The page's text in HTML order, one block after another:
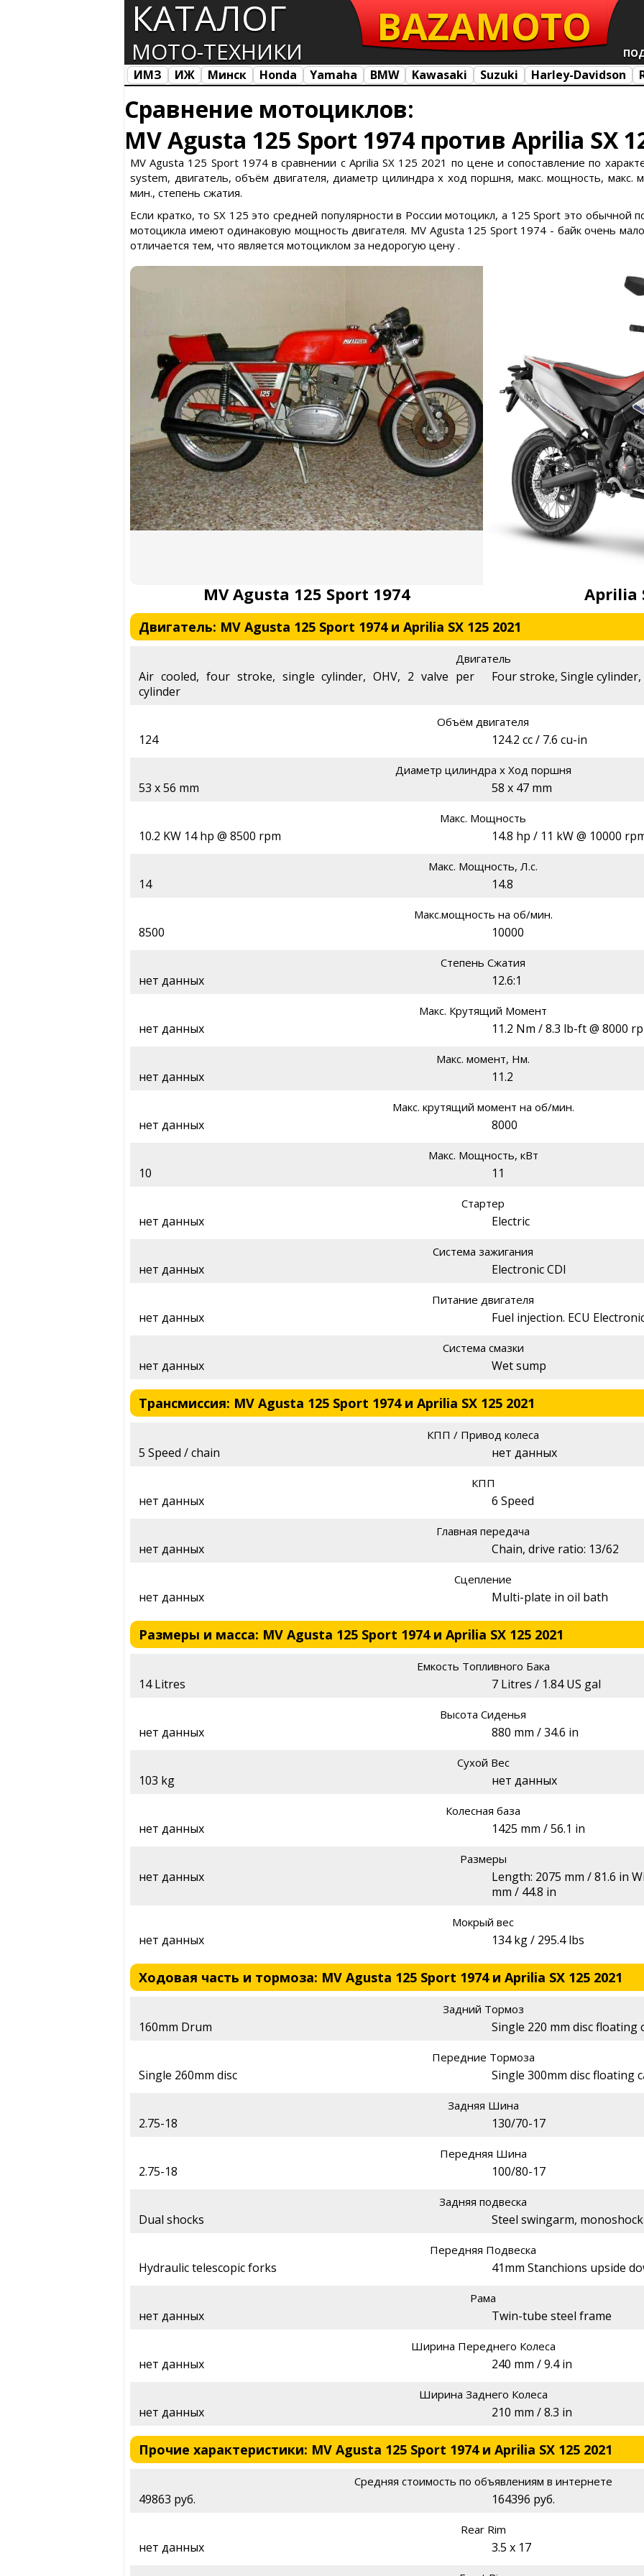
КАТАЛОГ
МОТО-ТЕХНИКИ
BAZAMOTO
ИМЗ ИЖ Минск Honda Yamaha BMW Kawasaki Suzuki Harley-Davidson
Сравнение мотоциклов:
MV Agusta 125 Sport 1974 против Aprilia SX
MV Agusta 125 Sport 1974 в сравнении с Aprilia SX 125 2021 по цене и сопоставление по
system, двигатель, объём двигателя, диаметр цилиндра х ход поршня, макс. мощность, макс.
мин., степень сжатия.
Если кратко, то SX 125 это средней популярности в России мотоцикл, а 125 Sport это обычной
мотоцикла имеют одинаковую мощность двигателя. MV Agusta 125 Sport 1974 - байк очень
отличается тем, что является мотоциклом за недорогую цену .
MV Agusta 125 Sport 1974 Aprilia
Двигатель: MV Agusta 125 Sport 1974 и Aprilia SX 125 2021
Двигатель
Air cooled, four stroke, single cylinder, OHV, 2 valve per
cylinder
Four stroke, Single cylinder,
Объём двигателя
124 124.2 cc / 7.6 cu-in
Диаметр цилиндра х Ход поршня
53 x 56 mm 58 x 47 mm
Макс. Мощность
10.2 KW 14 hp @ 8500 rpm 14.8 hp / 11 kW @ 10000
Макс. Мощность, Л.с.
14 14.8
Макс.мощность на об/мин.
8500 10000
Степень Сжатия
нет данных 12.6:1
Макс. Крутящий Момент
нет данных 11.2 Nm / 8.3 lb-ft @ 8000
Макс. момент, Нм.
нет данных 11.2
Макс. крутящий момент на об/мин.
нет данных 8000
Макс. Мощность, кВт
10 11
Стартер
нет данных Electric
Система зажигания
нет данных Electronic CDI
Питание двигателя
нет данных Fuel injection. ECU
Система смазки
нет данных Wet sump
Трансмиссия: MV Agusta 125 Sport 1974 и Aprilia SX 125 2021
КПП / Привод колеса
5 Speed / chain нет данных
КПП
нет данных 6 Speed
Главная передача
нет данных Chain, drive ratio: 13/62
Сцепление
нет данных Multi-plate in oil bath
Размеры и масса: MV Agusta 125 Sport 1974 и Aprilia SX 125 2021
Емкость Топливного Бака
14 Litres 7 Litres / 1.84 US gal
Высота Сиденья
нет данных 880 mm / 34.6 in
Сухой Вес
103 kg нет данных
Колесная база
нет данных 1425 mm / 56.1 in
Размеры
нет данных
Length: 2075 mm / 81.6 in
mm / 44.8 in
Мокрый вес
нет данных 134 kg / 295.4 lbs
Ходовая часть и тормоза: MV Agusta 125 Sport 1974 и Aprilia SX 125 2021
Задний Тормоз
160mm Drum Single 220 mm disc floating
Передние Тормоза
Single 260mm disc Single 300mm disc floating
Задняя Шина
2.75-18 130/70-17
Передняя Шина
2.75-18 100/80-17
Задняя подвеска
Dual shocks Steel swingarm,
Передняя Подвеска
Hydraulic telescopic forks 41mm Stanchions upside
Рама
нет данных Twin-tube steel frame
Ширина Переднего Колеса
нет данных 240 mm / 9.4 in
Ширина Заднего Колеса
нет данных 210 mm / 8.3 in
Прочие характеристики: MV Agusta 125 Sport 1974 и Aprilia SX 125 2021
Средняя стоимость по объявлениям в интернете
49863 руб. 164396 руб.
Rear Rim
нет данных 3.5 x 17